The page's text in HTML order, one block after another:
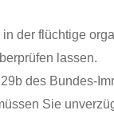
der flüchtige
lassen.
des Bundes-
Sie